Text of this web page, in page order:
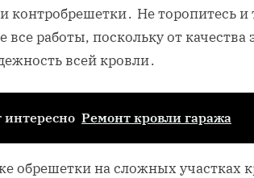
контробрешетки․ Не торопитесь и
работы, поскольку от качества
всей кровли․
интересно Ремонт кровли гаража
обрешетки на сложных участках